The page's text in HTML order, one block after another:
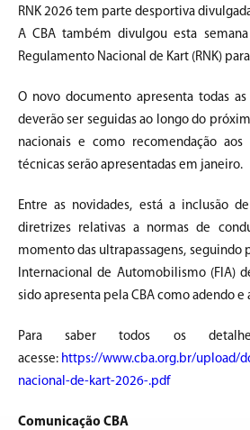
RNK 2026 tem parte desportiva
A CBA também divulgou esta
Regulamento Nacional de Kart (RNK)
O novo documento apresenta todas
deverão ser seguidas ao longo do
nacionais e como recomendação aos
técnicas serão apresentadas em janeiro.
Entre as novidades, está a inclusão
diretrizes relativas a normas de
momento das ultrapassagens, seguindo
Internacional de Automobilismo (FIA)
sido apresenta pela CBA como adendo e
Para saber todos os
acesse: https://www.cba.org.br/upload/
nacional-de-kart-2026-.pdf
Comunicação CBA